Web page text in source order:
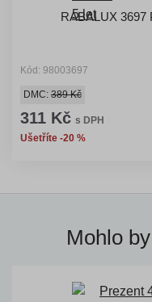
RABALUX 3697
Kód: 98003697
DMC: 389 Kč
311 Kč s DPH
Ušetříte -20 %
Mohlo